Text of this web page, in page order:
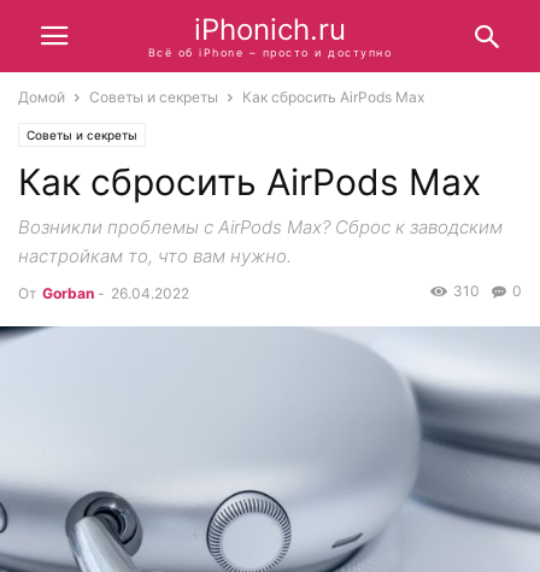
iPhonich.ru
Всё об iPhone – просто и доступно
Домой Советы и секреты Как сбросить AirPods Max
Советы и секреты
Как сбросить AirPods Max
Возникли проблемы с AirPods Max? Сброс к заводским
настройкам то, что вам нужно.
От Gorban - 26.04.2022 0
310